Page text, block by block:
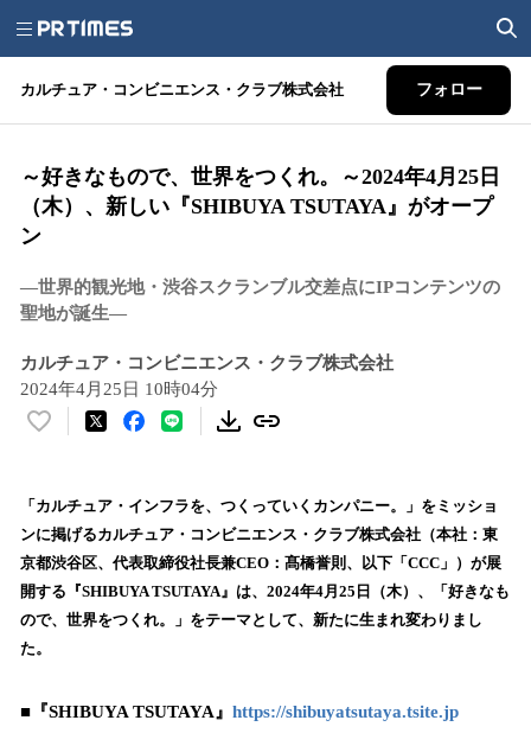
カルチュア・コンビニエンス・クラブ株式会社 フォロー
～好きなもので、世界をつくれ。～2024年4月25日
（木）、新しい『SHIBUYA TSUTAYA』がオープ
ン
―世界的観光地・渋谷スクランブル交差点にIPコンテンツの
聖地が誕生―
カルチュア・コンビニエンス・クラブ株式会社
2024年4月25日 10時04分
い
！
数
を
読
み
込
み
で
「カルチュア・インフラを、つくっていくカンパニー。」をミッショ
ンに掲げるカルチュア・コンビニエンス・クラブ株式会社（本社：東
京都渋谷区、代表取締役社長兼CEO：髙橋誉則、以下「CCC」）が展
開する『SHIBUYA TSUTAYA』は、2024年4月25日（木）、「好きなも
ので、世界をつくれ。」をテーマとして、新たに生まれ変わりまし
た。
■『SHIBUYA TSUTAYA』 https://shibuyatsutaya.tsite.jp